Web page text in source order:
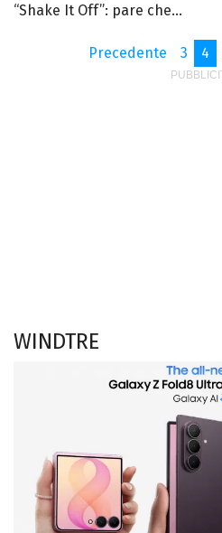
“Shake It Off”: pare che...
Precedente 3 4
WINDTRE